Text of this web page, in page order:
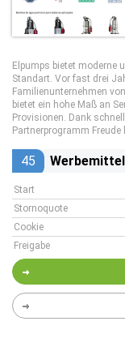
Elpumps bietet moderne
Standart. Vor fast drei
Familienunternehmen
bietet ein hohe Maß an
Provisionen. Dank
Partnerprogramm Freude
45 Werbemittel
Start
Stornoquote
Cookie
Freigabe